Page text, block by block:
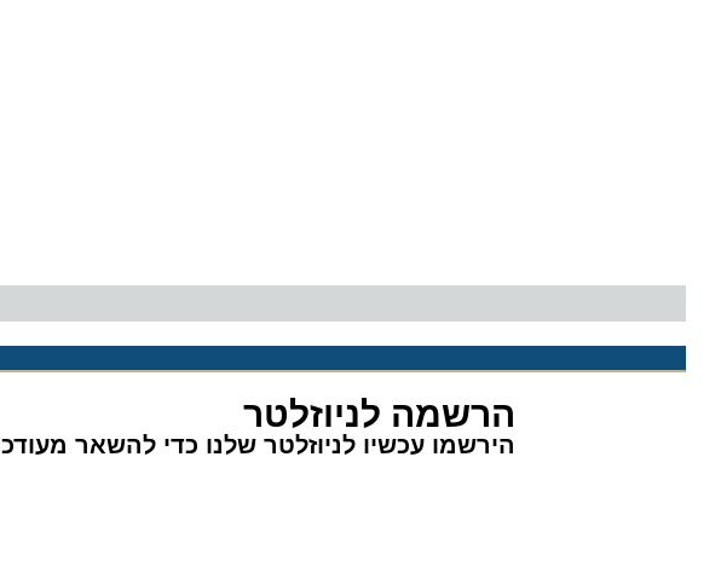
הרשמה לניוזלטר
הירשמו עכשיו לניוזלטר שלנו כדי להשאר מעודכנים